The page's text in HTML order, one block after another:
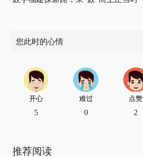
您此时的心情
开心
5
难过
0
点赞
2
推荐阅读